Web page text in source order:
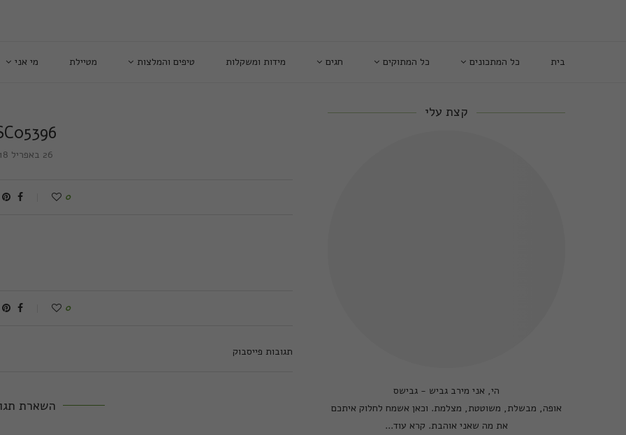
בית כל המתכונים כל המתוקים חגים מידות ומשקלות טיפים והמלצות מטיילת מי אני
26 באפריל 2018
0
0
תגובות פייסבוק
השארת
קצת עלי
הי, אני מירב גביש - גבישס
אופה, מבשלת, משוטטת, מצלמת. וכאן אשמח לחלוק איתכם
את מה שאני אוהבת. קרא עוד...